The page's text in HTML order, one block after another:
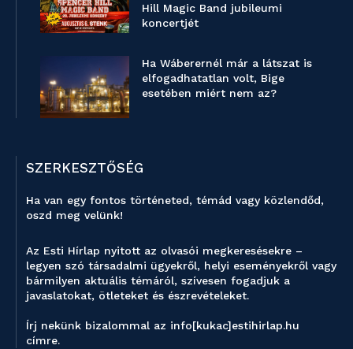
Hill Magic Band jubileumi
koncertjét
Ha Wáberernél már a látszat is
elfogadhatatlan volt, Bige
esetében miért nem az?
SZERKESZTŐSÉG
Ha van egy fontos történeted, témád vagy közlendőd,
oszd meg velünk!
Az Esti Hírlap nyitott az olvasói megkeresésekre –
legyen szó társadalmi ügyekről, helyi eseményekről vagy
bármilyen aktuális témáról, szívesen fogadjuk a
javaslatokat, ötleteket és észrevételeket.
Írj nekünk bizalommal az info[kukac]estihirlap.hu
címre.